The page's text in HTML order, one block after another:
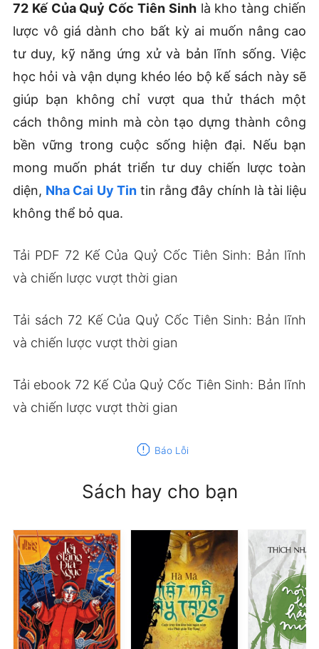
72 Kế Của Quỷ Cốc Tiên Sinhlà kho tàng chiến
lược vô giá dành cho bất kỳ ai muốn nâng cao
tư duy, kỹ năng ứng xử và bản lĩnh sống. Việc
học hỏi và vận dụng khéo léo bộ kế sách này sẽ
giúp bạn không chỉ vượt qua thử thách một
cách thông minh mà còn tạo dựng thành công
bền vững trong cuộc sống hiện đại. Nếu bạn
mong muốn phát triển tư duy chiến lược toàn
diện, Nha Cai Uy Tintin rằng đây chính là tài liệu
không thể bỏ qua.
Tải PDF 72 Kế Của Quỷ Cốc Tiên Sinh: Bản lĩnh
và chiến lược vượt thời gian
Tải sách 72 Kế Của Quỷ Cốc Tiên Sinh: Bản lĩnh
và chiến lược vượt thời gian
Tải ebook 72 Kế Của Quỷ Cốc Tiên Sinh: Bản lĩnh
và chiến lược vượt thời gian
report Báo Lỗi
Sách hay cho bạn